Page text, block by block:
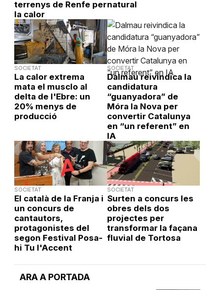
ARA A PORTADA
terrenys de Renfe per
la calor
natural
SOCIETAT
La calor extrema
mata el musclo al
delta de l'Ebre: un
20% menys de
producció
SOCIETAT
Dalmau reivindica la
candidatura
“guanyadora” de
Móra la Nova per
convertir Catalunya
en “un referent” en
IA
SOCIETAT
El català de la Franja i
un concurs de
cantautors,
protagonistes del
segon Festival Posa-
hi Tu l'Accent
SOCIETAT
Surten a concurs les
obres dels dos
projectes per
transformar la façana
fluvial de Tortosa